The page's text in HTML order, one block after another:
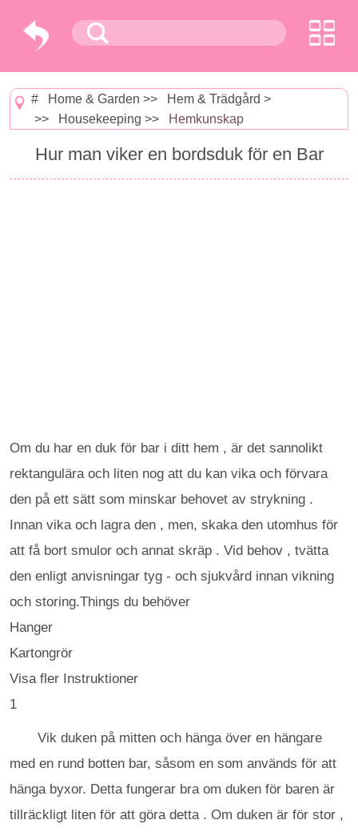
# Home & Garden >> Hem & Trädgård >
>>
Housekeeping >> Hemkunskap
Hur man viker en bordsduk för en Bar
Om du har en duk för bar i ditt hem , är det sannolikt
rektangulära och liten nog att du kan vika och förvara
den på ett sätt som minskar behovet av strykning .
Innan vika och lagra den , men, skaka den utomhus för
att få bort smulor och annat skräp . Vid behov , tvätta
den enligt anvisningar tyg - och sjukvård innan vikning
och storing.Things du behöver
Hanger
Kartongrör
Visa fler Instruktioner
1
Vik duken på mitten och hänga över en hängare
med en rund botten bar, såsom en som används för att
hänga byxor. Detta fungerar bra om duken för baren är
tillräckligt liten för att göra detta . Om duken är för stor ,